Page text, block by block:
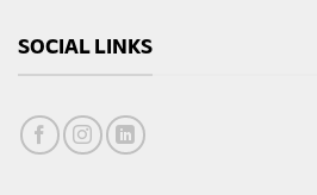
SOCIAL LINKS